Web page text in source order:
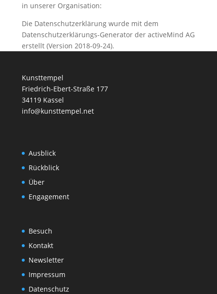
in unserer Organisation:
Die Datenschutzerklärung wurde mit dem
Datenschutzerklärungs-Generator der activeMind AG
erstellt (Version 2018-09-24).
Kunsttempel
Friedrich-Ebert-Straße 177
34119 Kassel
info@kunsttempel.net
Ausblick
Rückblick
Über
Engagement
Besuch
Kontakt
Newsletter
Impressum
Datenschutz